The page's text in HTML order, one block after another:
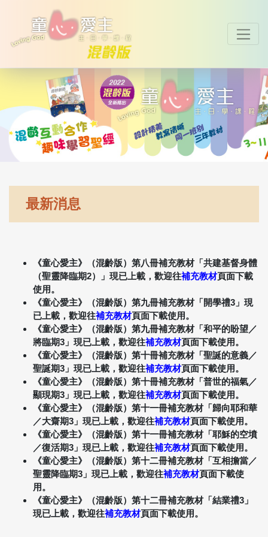
最新消息
《童心愛主》（混齡版）第八冊補充教材「共建基督身體
（聖靈降臨期2）」現已上載，歡迎往補充教材頁面下載
使用。
《童心愛主》（混齡版）第九冊補充教材「開學禮3」現
已上載，歡迎往補充教材頁面下載使用。
《童心愛主》（混齡版）第九冊補充教材「和平的盼望／
將臨期3」現已上載，歡迎往補充教材頁面下載使用。
《童心愛主》（混齡版）第十冊補充教材「聖誕的意義／
聖誕期3」現已上載，歡迎往補充教材頁面下載使用。
《童心愛主》（混齡版）第十冊補充教材「普世的福氣／
顯現期3」現已上載，歡迎往補充教材頁面下載使用。
《童心愛主》（混齡版）第十一冊補充教材「歸向耶和華
／大齋期3」現已上載，歡迎往補充教材頁面下載使用。
《童心愛主》（混齡版）第十一冊補充教材「耶穌的空墳
／復活期3」現已上載，歡迎往補充教材頁面下載使用。
《童心愛主》（混齡版）第十二冊補充教材「互相擔當／
聖靈降臨期3」現已上載，歡迎往補充教材頁面下載使
用。
《童心愛主》（混齡版）第十二冊補充教材「結業禮3」
現已上載，歡迎往補充教材頁面下載使用。